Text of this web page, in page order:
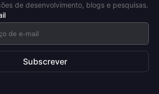
de desenvolvimento, blogs e pesquisas.
Subscrever